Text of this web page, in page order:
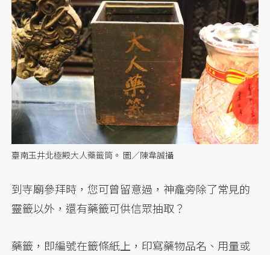
臺南玉井北極殿大人藥籤筒。 圖／陳韋誠攝
到寺廟參拜時，您可曾留意過，神龕旁除了常見的
靈籤以外，還有藥籤可供信眾抽取？
藥籤，即編號在籤條紙上，印寫藥物品名、用量或